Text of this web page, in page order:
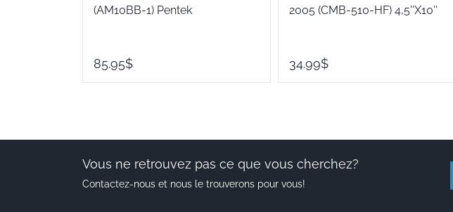
(AM10BB-1) Pentek
85.95$
2005 (CMB-510-HF) 4,5''X10''
34.99$
Vous ne retrouvez pas ce que vous cherchez?
Contactez-nous et nous le trouverons pour vous!